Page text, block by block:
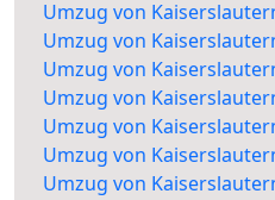
Umzug von
Umzug von
Umzug von
Umzug von
Umzug von
Umzug von
Umzug von